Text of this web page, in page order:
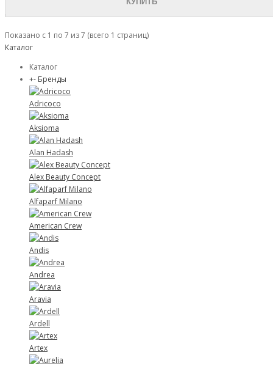
Показано с 1 по 7 из 7 (всего 1 страниц)
Каталог
Каталог
+- Бренды
Adricoco
Aksioma
Alan Hadash
Alex Beauty Concept
Alfaparf Milano
American Crew
Andis
Andrea
Aravia
Ardell
Artex